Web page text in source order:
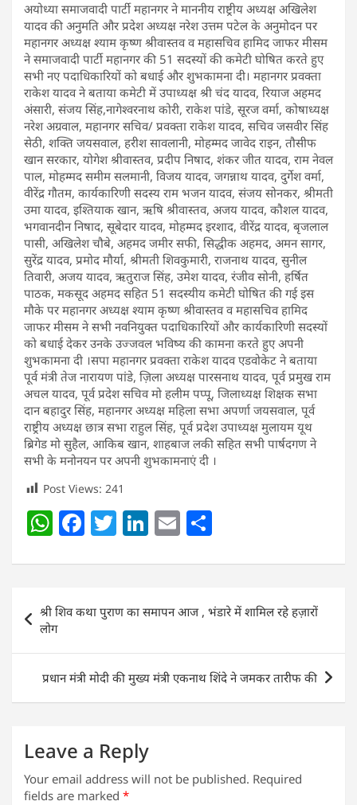
अयोध्या समाजवादी पार्टी महानगर ने माननीय राष्ट्रीय अध्यक्ष अखिलेश
यादव की अनुमति और प्रदेश अध्यक्ष नरेश उत्तम पटेल के अनुमोदन पर
महानगर अध्यक्ष श्याम कृष्ण श्रीवास्तव व महासचिव हामिद जाफर मीसम
ने समाजवादी पार्टी महानगर की 51 सदस्यों की कमेटी घोषित करते हुए
सभी नए पदाधिकारियों को बधाई और शुभकामना दी। महानगर प्रवक्ता
राकेश यादव ने बताया कमेटी में उपाध्यक्ष श्री चंद यादव, रियाज अहमद
अंसारी, संजय सिंह,नागेश्वरनाथ कोरी, राकेश पांडे, सूरज वर्मा, कोषाध्यक्ष
नरेश अग्रवाल, महानगर सचिव/ प्रवक्ता राकेश यादव, सचिव जसवीर सिंह
सेठी, शक्ति जयसवाल, हरीश सावलानी, मोहम्मद जावेद राइन, तौसीफ
खान सरकार, योगेश श्रीवास्तव, प्रदीप निषाद, शंकर जीत यादव, राम नेवल
पाल, मोहम्मद समीम सलमानी, विजय यादव, जगन्नाथ यादव, दुर्गेश वर्मा,
वीरेंद्र गौतम, कार्यकारिणी सदस्य राम भजन यादव, संजय सोनकर, श्रीमती
उमा यादव, इश्तियाक खान, ऋषि श्रीवास्तव, अजय यादव, कौशल यादव,
भगवानदीन निषाद, सूबेदार यादव, मोहम्मद इरशाद, वीरेंद्र यादव, बृजलाल
पासी, अखिलेश चौबे, अहमद जमीर सफी, सिद्धीक अहमद, अमन सागर,
सुरेंद्र यादव, प्रमोद मौर्या, श्रीमती शिवकुमारी, राजनाथ यादव, सुनील
तिवारी, अजय यादव, ऋतुराज सिंह, उमेश यादव, रंजीव सोनी, हर्षित
पाठक, मकसूद अहमद सहित 51 सदस्यीय कमेटी घोषित की गई इस
मौके पर महानगर अध्यक्ष श्याम कृष्ण श्रीवास्तव व महासचिव हामिद
जाफर मीसम ने सभी नवनियुक्त पदाधिकारियों और कार्यकारिणी सदस्यों
को बधाई देकर उनके उज्जवल भविष्य की कामना करते हुए अपनी
शुभकामना दी ।सपा महानगर प्रवक्ता राकेश यादव एडवोकेट ने बताया
पूर्व मंत्री तेज नारायण पांडे, ज़िला अध्यक्ष पारसनाथ यादव, पूर्व प्रमुख राम
अचल यादव, पूर्व प्रदेश सचिव मो हलीम पप्पू, जिलाध्यक्ष शिक्षक सभा
दान बहादुर सिंह, महानगर अध्यक्ष महिला सभा अपर्णा जयसवाल, पूर्व
राष्ट्रीय अध्यक्ष छात्र सभा राहुल सिंह, पूर्व प्रदेश उपाध्यक्ष मुलायम यूथ
ब्रिगेड मो सुहैल, आकिब खान, शाहबाज लकी सहित सभी पार्षदगण ने
सभी के मनोनयन पर अपनी शुभकामनाएं दी ।
Post Views: 241
W
at
s
A
p
p
F
c
e
b
o
o
k
T
itt
er
Li
k
e
dI
n
E
ai
l
ar
e
Post
navigation
श्री शिव कथा पुराण का समापन आज , भंडारे में शामिल रहे हज़ारों
लोग
प्रधान मंत्री मोदी की मुख्य मंत्री एकनाथ शिंदे ने जमकर तारीफ की
Leave a Reply
Your email address will not be published. Required
fields are marked *